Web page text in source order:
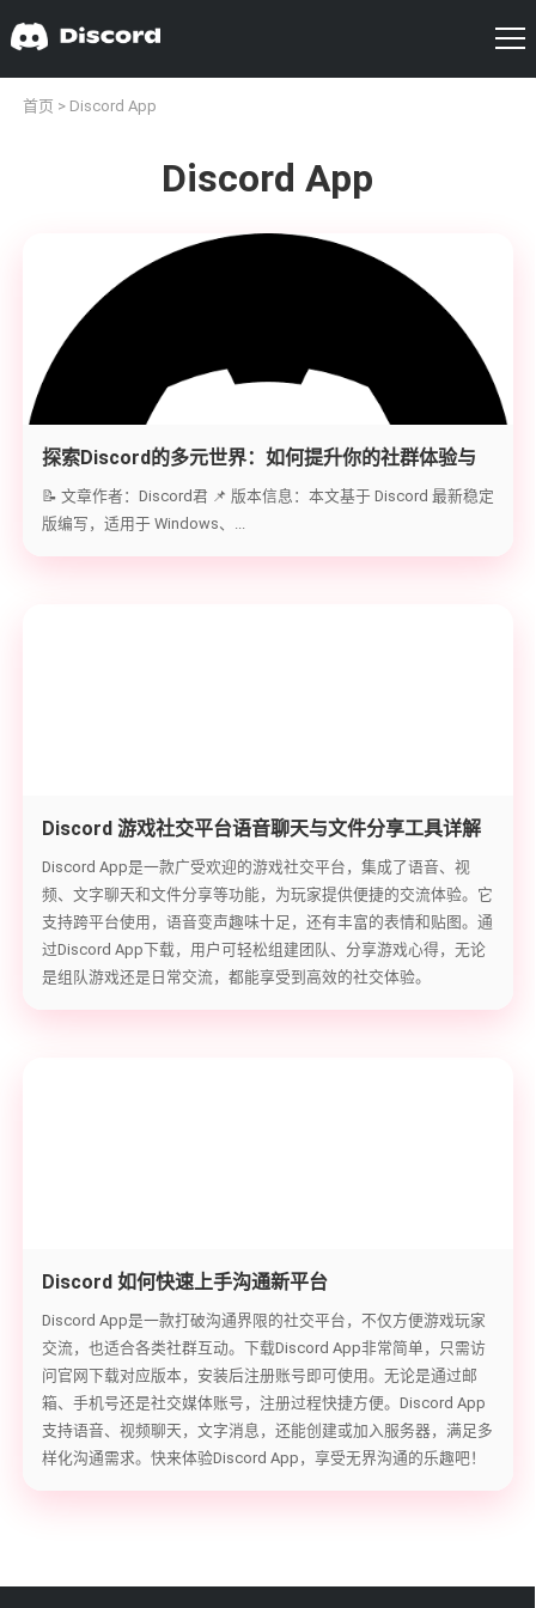
首页 > Discord App
Discord App
探索Discord的多元世界：如何提升你的社群体验与
沟通效率
📝 文章作者：Discord君 📌 版本信息：本文基于 Discord 最新稳定
版编写，适用于 Windows、...
Discord 游戏社交平台语音聊天与文件分享工具详解
Discord App是一款广受欢迎的游戏社交平台，集成了语音、视
频、文字聊天和文件分享等功能，为玩家提供便捷的交流体验。它
支持跨平台使用，语音变声趣味十足，还有丰富的表情和贴图。通
过Discord App下载，用户可轻松组建团队、分享游戏心得，无论
是组队游戏还是日常交流，都能享受到高效的社交体验。
Discord 如何快速上手沟通新平台
Discord App是一款打破沟通界限的社交平台，不仅方便游戏玩家
交流，也适合各类社群互动。下载Discord App非常简单，只需访
问官网下载对应版本，安装后注册账号即可使用。无论是通过邮
箱、手机号还是社交媒体账号，注册过程快捷方便。Discord App
支持语音、视频聊天，文字消息，还能创建或加入服务器，满足多
样化沟通需求。快来体验Discord App，享受无界沟通的乐趣吧！